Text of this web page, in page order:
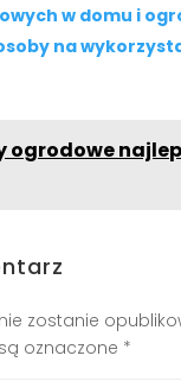
w domu i
na
ogrodowe
zostanie
oznaczone *